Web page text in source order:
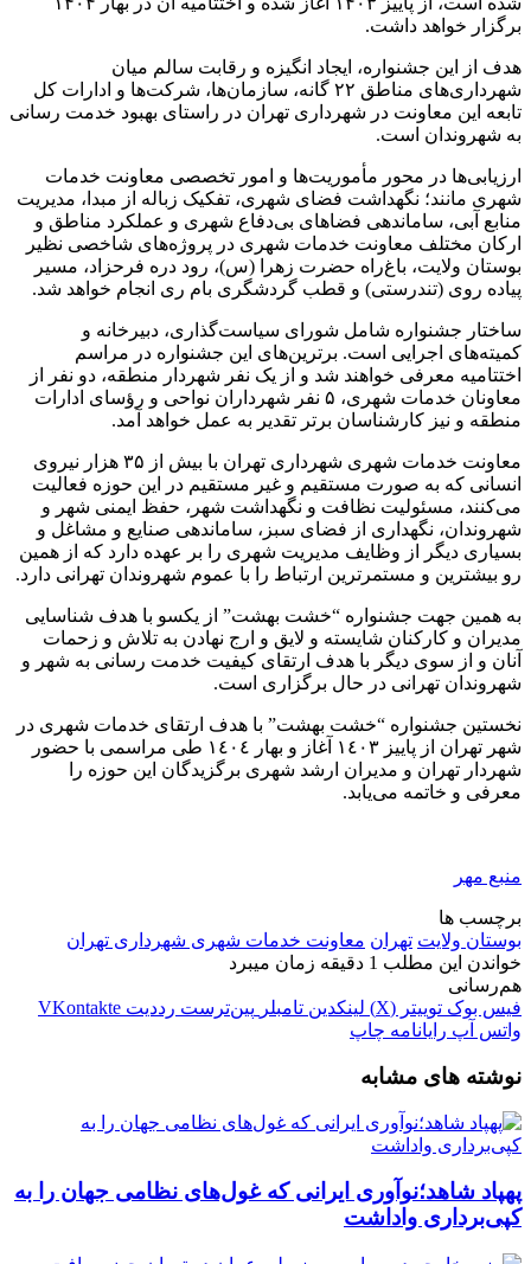
برگزار خواهد داشت.
هدف از این جشنواره، ایجاد انگیزه و رقابت سالم میان
شهرداری‌های مناطق ۲۲ گانه، سازمان‌ها، شرکت‌ها و ادارات کل
تابعه این معاونت در شهرداری تهران در راستای بهبود خدمت رسانی
به شهروندان است.
ارزیابی‌ها در محور مأموریت‌ها و امور تخصصی معاونت خدمات
شهری مانند؛ نگهداشت فضای شهری، تفکیک زباله از مبدا، مدیریت
منابع آبی، ساماندهی فضاهای بی‌دفاع شهری و عملکرد مناطق و
ارکان مختلف معاونت خدمات شهری در پروژه‌های شاخصی نظیر
بوستان ولایت، باغ‌راه حضرت زهرا (س)، رود دره فرحزاد، مسیر
پیاده روی (تندرستی) و قطب گردشگری بام ری انجام خواهد شد.
ساختار جشنواره شامل شورای سیاست‌گذاری، دبیرخانه و
کمیته‌های اجرایی است. برترین‌های این جشنواره در مراسم
اختتامیه معرفی خواهند شد و از یک نفر شهردار منطقه، دو نفر از
معاونان خدمات شهری، ۵ نفر شهرداران نواحی و رؤسای ادارات
منطقه و نیز کارشناسان برتر تقدیر به عمل خواهد آمد.
معاونت خدمات شهری شهرداری تهران با بیش از ۳۵ هزار نیروی
انسانی که به صورت مستقیم و غیر مستقیم در این حوزه فعالیت
می‌کنند، مسئولیت نظافت و نگهداشت شهر، حفظ ایمنی شهر و
شهروندان، نگهداری از فضای سبز، ساماندهی صنایع و مشاغل و
بسیاری دیگر از وظایف مدیریت شهری را بر عهده دارد که از همین
رو بیشترین و مستمرترین ارتباط را با عموم شهروندان تهرانی دارد.
به همین جهت جشنواره “خشت بهشت” از یکسو با هدف شناسایی
مدیران و کارکنان شایسته و لایق و ارج نهادن به تلاش و زحمات
آنان و از سوی دیگر با هدف ارتقای کیفیت خدمت رسانی به شهر و
شهروندان تهرانی در حال برگزاری است.
نخستین جشنواره “خشت بهشت” با هدف ارتقای خدمات شهری در
شهر تهران از پاییز ١٤٠٣ آغاز و بهار ١٤٠٤ طی مراسمی با حضور
شهردار تهران و مدیران ارشد شهری برگزیدگان این حوزه را
معرفی و خاتمه می‌یابد.
منبع مهر
برچسب ها
بوستان ولایت تهران معاونت خدمات شهری شهرداری تهران
خواندن این مطلب 1 دقیقه زمان میبرد
هم‌رسانی
فیس بوک توییتر (X) لینکدین ‫تامبلر ‫پین‌ترست ‫رددیت ‫VKontakte
واتس آپ رایانامه چاپ
نوشته های مشابه
پهپاد شاهد؛نوآوری ایرانی که غول‌های نظامی جهان را به
کپی‌برداری واداشت